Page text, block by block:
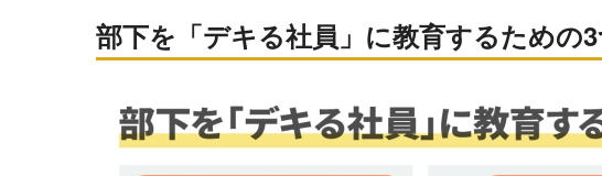
部下を「デキる社員」に教育するための